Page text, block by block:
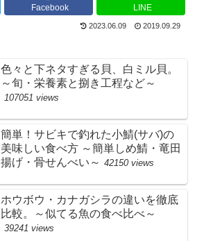
Facebook LINE
2023.06.09 2019.09.29
色々と下ネタすぎる貝、白ミル貝。
～旬・栄養素と捌き工程など～
107051 views
簡単！サビキで釣れた小鯖(サバ)の
美味しい食べ方 ～簡単しめ鯖・竜田
揚げ・骨せんべい～ 42150 views
ホウボウ・カナガシラの違いを徹底
比較。～似てる魚の食べ比べ～
39241 views